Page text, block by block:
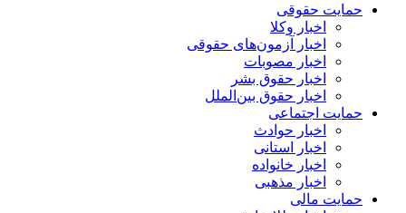
حمایت حقوقی
اخبار وکلا
اخبار آزمون‌های حقوقی
اخبار مصوبات
اخبار حقوق بشر
اخبار حقوق بین‌الملل
حمایت اجتماعی
اخبار حوادث
اخبار استانی
اخبار خانواده
اخبار مذهبی
حمایت مالی